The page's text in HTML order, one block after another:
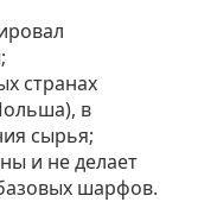
странах
в
сырья;
и не делает
шарфов.